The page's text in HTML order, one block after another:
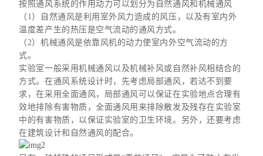
按照通风系统的作用动力可以划分为自然通风和机械通风
（1）自然通风是利用室外风力造成的风压，以及有室内外
温度差产生的热压是空气流动的通风方式。
（2）机械通风是依靠风机的动力使室内外空气流动的方
式。
实验室一般采用机械通风以及机械补风或自然补风相结合的
方式。在通风系统设计时，先考虑局部通风，若达不到要
求，在采用全面通风，局部通风可以保证在实验地点合理有
效地排除有害物质，全面通风用来排除散发及残存在实验室
中的有害物质，以保证实验室的卫生环境。另外，还要考虑
在建筑设计和自然通风的配合。